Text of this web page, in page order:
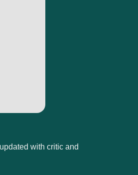
with critic and